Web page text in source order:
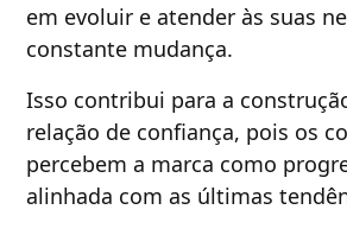
em evoluir e atender às suas
constante mudança.
Isso contribui para a
relação de confiança, pois os
percebem a marca como
alinhada com as últimas